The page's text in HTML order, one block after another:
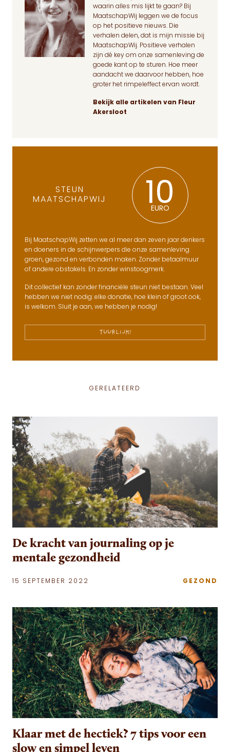
waarin alles mis lijkt te gaan? Bij
MaatschapWij leggen we de focus
op het positieve nieuws. Die
verhalen delen, dat is mijn missie bij
MaatschapWij. Positieve verhalen
zijn dé key om onze samenleving de
goede kant op te sturen. Hoe meer
aandacht we daarvoor hebben, hoe
groter het rimpeleffect ervan wordt.
Bekijk alle artikelen van Fleur
Akersloot
STEUN
MAATSCHAPWIJ
10
EURO
Bij MaatschapWij zetten we al meer dan zeven jaar denkers
en doeners in de schijnwerpers die onze samenleving
groen, gezond en verbonden maken. Zonder betaalmuur
of andere obstakels. En zonder winstoogmerk.
Dit collectief kan zonder financiële steun niet bestaan. Veel
hebben we niet nodig: elke donatie, hoe klein of groot ook,
is welkom. Sluit je aan, we hebben je nodig!
TUURLIJK!
GERELATEERD
De kracht van journaling op je
mentale gezondheid
15 SEPTEMBER 2022 GEZOND
Klaar met de hectiek? 7 tips voor een
slow en simpel leven